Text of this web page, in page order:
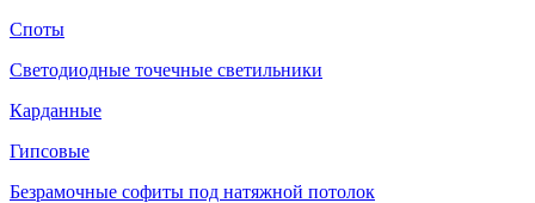
Споты
Светодиодные точечные светильники
Карданные
Гипсовые
Безрамочные софиты под натяжной потолок